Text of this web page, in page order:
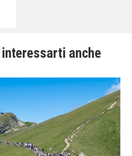
anche